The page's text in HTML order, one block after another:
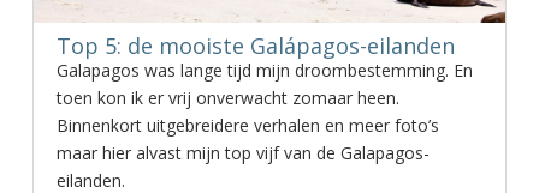
Top 5: de mooiste Galápagos-eilanden
Galapagos was lange tijd mijn droombestemming. En
toen kon ik er vrij onverwacht zomaar heen.
Binnenkort uitgebreidere verhalen en meer foto’s
maar hier alvast mijn top vijf van de Galapagos-
eilanden.